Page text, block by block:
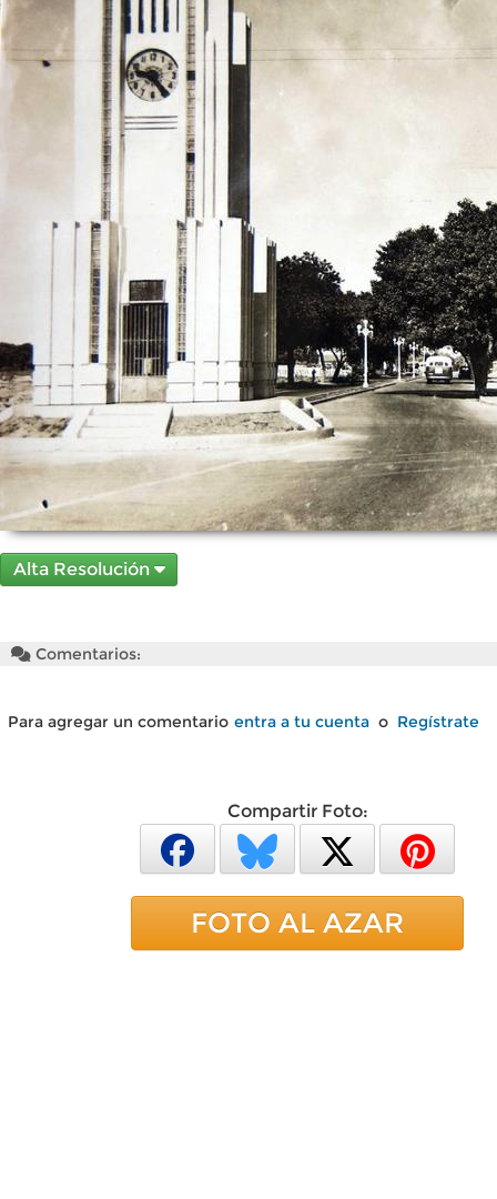
Alta Resolución
Comentarios:
Para agregar un comentario entra a tu cuenta o Regístrate
Compartir Foto:
FOTO AL AZAR